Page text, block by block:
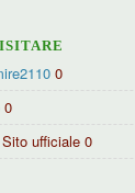
0
0
Sito ufficiale 0